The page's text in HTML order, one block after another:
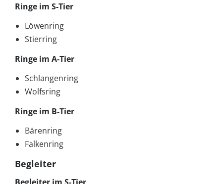
Ringe im S-Tier
Löwenring
Stierring
Ringe im A-Tier
Schlangenring
Wolfsring
Ringe im B-Tier
Bärenring
Falkenring
Begleiter